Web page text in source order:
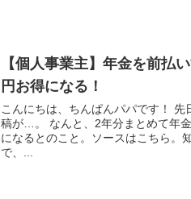
【個人事業主】年金を前払
円お得になる！
こんにちは、ちんぱんパパです！ 先日Twitterを見ていたら、こんな投
稿が…。 なんと、2年分まとめて年金を払うと、1万5000円ほどお得
になるとのこと。ソースはこちら。知らなかっ
で、...